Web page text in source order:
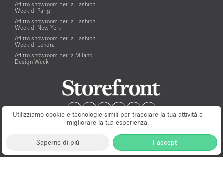
Utilizziamo cookie e tecnologie simili per tracciare la tua attività e
migliorare la tua esperienza.
Saperne di più I accept
Affitto showroom per la Fashion
Week di Parigi
Affitto showroom per la Fashion
Week di New York
Affitto showroom per la Fashion
Week di Londra
Affitto showroom per la Milano
Design Week
Milano